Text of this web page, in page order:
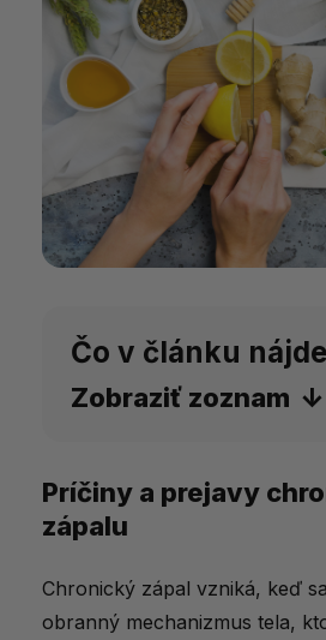
Čo v článku
Zobraziť zoznam
Príčiny a prejavy
Ako strava ovplyvňuje
Protizápalová strava: Čo
jedálnička
Príčiny a prejavy
zápalu
Chronický zápal vzniká, keď
obranný mechanizmus tela,